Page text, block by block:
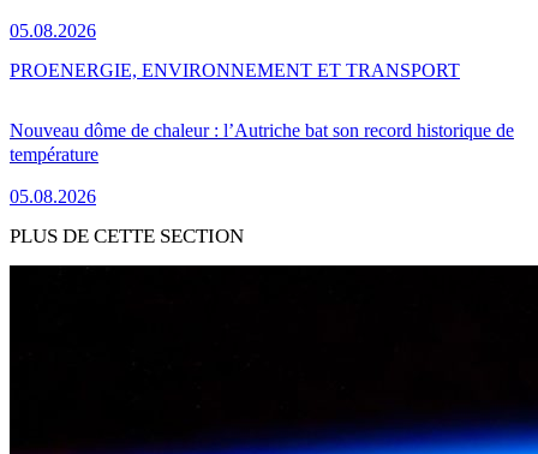
05.08.2026
Nouveau dôme de chaleur : l’Autriche bat son record historique de
température
05.08.2026
PROENERGIE, ENVIRONNEMENT ET TRANSPORT
PLUS DE CETTE SECTION